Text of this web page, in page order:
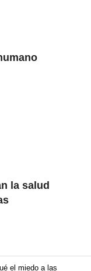
la salud
el miedo a las